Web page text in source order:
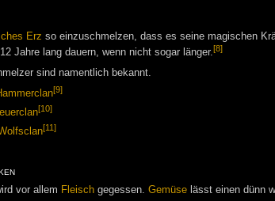
Erz so einzuschmelzen, dass es seine magischen
Jahre lang dauern, wenn nicht sogar länger.[8]
sind namentlich bekannt.
[9]
[10]
[11]
vor allem Fleisch gegessen. Gemüse lässt einen dünn